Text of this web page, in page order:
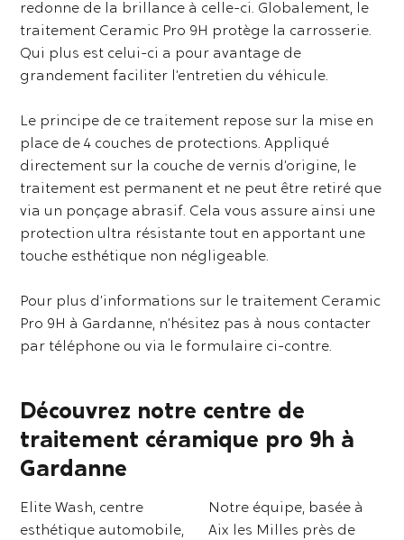
redonne de la brillance à celle-ci. Globalement, le
traitement Ceramic Pro 9H protège la carrosserie.
Qui plus est celui-ci a pour avantage de
grandement faciliter l’entretien du véhicule.
Le principe de ce traitement repose sur la mise en
place de 4 couches de protections. Appliqué
directement sur la couche de vernis d’origine, le
traitement est permanent et ne peut être retiré que
via un ponçage abrasif. Cela vous assure ainsi une
protection ultra résistante tout en apportant une
touche esthétique non négligeable.
Pour plus d’informations sur le traitement Ceramic
Pro 9H à Gardanne, n’hésitez pas à nous contacter
par téléphone ou via le formulaire ci-contre.
Découvrez notre centre de
traitement céramique pro 9h à
Gardanne
Elite Wash, centre
esthétique automobile,
Notre équipe, basée à
Aix les Milles près de